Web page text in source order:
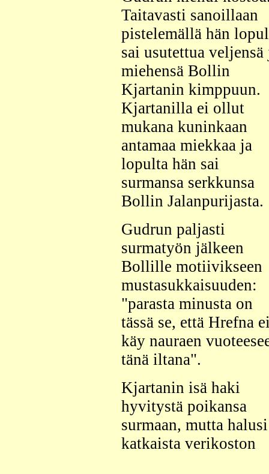
Taitavasti sanoillaan
pistelemällä hän
sai usutettua veljensä
miehensä Bollin
Kjartanin kimppuun.
Kjartanilla ei ollut
mukana kuninkaan
antamaa miekkaa ja
lopulta hän sai
surmansa serkkunsa
Bollin Jalanpurijasta.
Gudrun paljasti
surmatyön jälkeen
Bollille motiivikseen
mustasukkaisuuden:
"parasta minusta on
tässä se, että Hrefna
käy nauraen
tänä iltana".
Kjartanin isä haki
hyvitystä poikansa
surmaan, mutta halusi
katkaista verikoston